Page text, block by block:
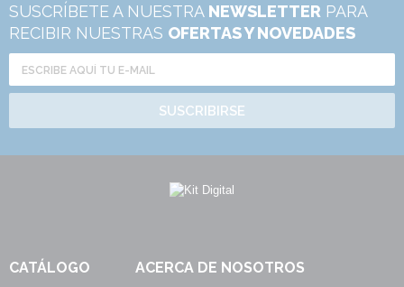
SUSCRÍBETE A NUESTRA NEWSLETTER PARA
RECIBIR NUESTRAS OFERTAS Y NOVEDADES
SUSCRIBIRSE
CATÁLOGO ACERCA DE NOSOTROS